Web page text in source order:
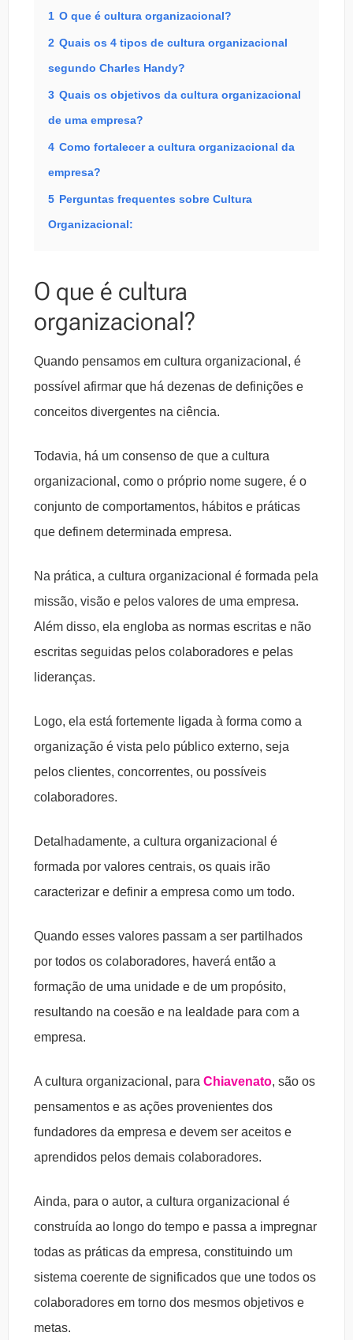
1 O que é cultura organizacional?
2 Quais os 4 tipos de cultura organizacional
segundo Charles Handy?
3 Quais os objetivos da cultura organizacional
de uma empresa?
4 Como fortalecer a cultura organizacional da
empresa?
5 Perguntas frequentes sobre Cultura
Organizacional:
O que é cultura
organizacional?
Quando pensamos em cultura organizacional, é
possível afirmar que há dezenas de definições e
conceitos divergentes na ciência.
Todavia, há um consenso de que a cultura
organizacional, como o próprio nome sugere, é o
conjunto de comportamentos, hábitos e práticas
que definem determinada empresa.
Na prática, a cultura organizacional é formada pela
missão, visão e pelos valores de uma empresa.
Além disso, ela engloba as normas escritas e não
escritas seguidas pelos colaboradores e pelas
lideranças.
Logo, ela está fortemente ligada à forma como a
organização é vista pelo público externo, seja
pelos clientes, concorrentes, ou possíveis
colaboradores.
Detalhadamente, a cultura organizacional é
formada por valores centrais, os quais irão
caracterizar e definir a empresa como um todo.
Quando esses valores passam a ser partilhados
por todos os colaboradores, haverá então a
formação de uma unidade e de um propósito,
resultando na coesão e na lealdade para com a
empresa.
A cultura organizacional, para Chiavenato, são os
pensamentos e as ações provenientes dos
fundadores da empresa e devem ser aceitos e
aprendidos pelos demais colaboradores.
Ainda, para o autor, a cultura organizacional é
construída ao longo do tempo e passa a impregnar
todas as práticas da empresa, constituindo um
sistema coerente de significados que une todos os
colaboradores em torno dos mesmos objetivos e
metas.